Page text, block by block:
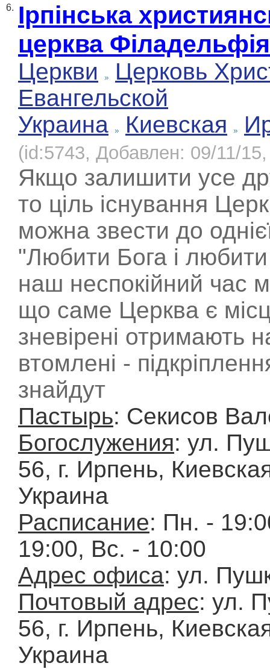
6. Ірпінська
церква Філадельфія
Церкви
Церковь
Евангельской
Украина
Киевская
(id:5743, Добавлен: 09/11/
Якщо залишити усе
то ціль існування
можна звести до
"Любити Бога і
наш неспокійний час
що саме Церква є
зневірені отримають
втомлені -
знайдут
Пастырь: Секисов
Богослужения: ул.
56, г. Ирпень,
Украина
Расписание: Пн. -
19:00, Вс. - 10:00
Адрес офиса: ул.
Почтовый адрес: ул.
56, г. Ирпень,
Украина